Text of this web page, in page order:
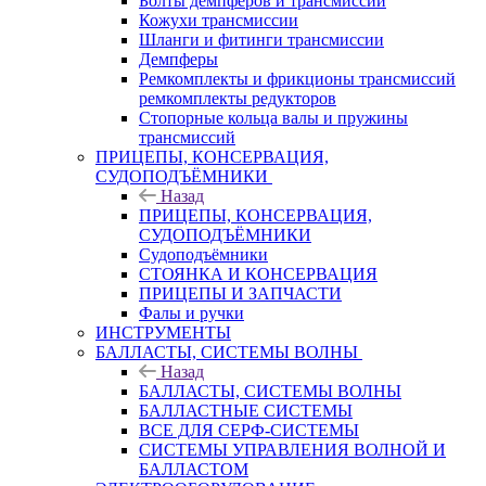
Кожухи трансмиссии
Шланги и фитинги трансмиссии
Демпферы
Ремкомплекты и фрикционы трансмиссий
ремкомплекты редукторов
Стопорные кольца валы и пружины
трансмиссий
ПРИЦЕПЫ, КОНСЕРВАЦИЯ,
СУДОПОДЪЁМНИКИ
Назад
ПРИЦЕПЫ, КОНСЕРВАЦИЯ,
СУДОПОДЪЁМНИКИ
Судоподъёмники
СТОЯНКА И КОНСЕРВАЦИЯ
ПРИЦЕПЫ И ЗАПЧАСТИ
Фалы и ручки
ИНСТРУМЕНТЫ
БАЛЛАСТЫ, СИСТЕМЫ ВОЛНЫ
Назад
БАЛЛАСТЫ, СИСТЕМЫ ВОЛНЫ
БАЛЛАСТНЫЕ СИСТЕМЫ
ВСЕ ДЛЯ СЕРФ-СИСТЕМЫ
СИСТЕМЫ УПРАВЛЕНИЯ ВОЛНОЙ И
БАЛЛАСТОМ